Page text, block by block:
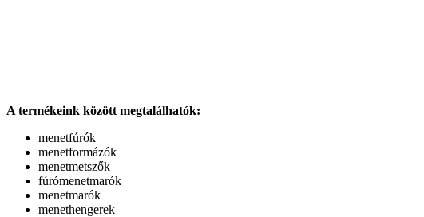
A termékeink között megtalálhatók:
menetfúrók
menetformázók
menetmetszők
fúrómenetmarók
menetmarók
menethengerek